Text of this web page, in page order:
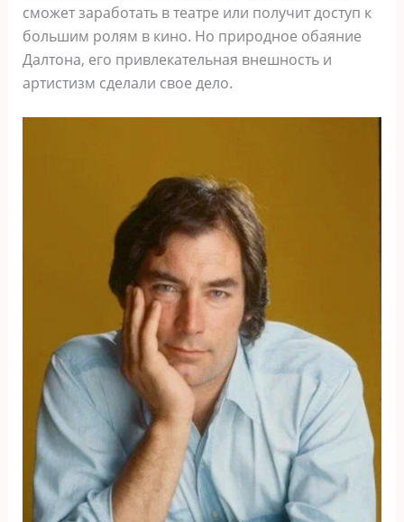
сможет заработать в театре или получит доступ к
большим ролям в кино. Но природное обаяние
Далтона, его привлекательная внешность и
артистизм сделали свое дело.